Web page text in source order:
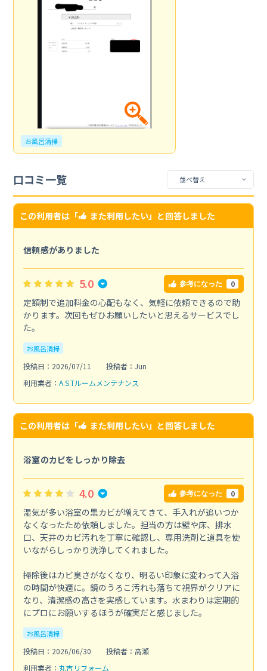
お風呂清掃
口コミ一覧
この利用者は「 また利用したい」と回答しました
信頼感がありました
5.0 参考になった 0
定額制で追加料金の心配もなく、気軽に依頼できるので助
かります。次回もぜひお願いしたいと思えるサービスでし
た。
お風呂清掃
投稿日：2026/07/11
投稿者：Jun
利用業者： A.S.Tルームメンテナンス
この利用者は「 また利用したい」と回答しました
浴室のカビをしっかり除去
4.0 参考になった 0
湿気が多い浴室の黒カビが増えてきて、手入れが追いつか
なくなったため依頼しました。担当の方は壁や床、排水
口、天井のカビ汚れを丁寧に確認し、専用洗剤と道具を使
いながらしっかり洗浄してくれました。
掃除後はカビ臭さがなくなり、明るい印象に変わって入浴
の時間が快適に。鏡のうろこ汚れも落ちて視界がクリアに
なり、清潔感の高さを実感しています。水まわりは定期的
にプロにお願いするほうが確実だと感じました。
お風呂清掃
投稿日：2026/06/30
投稿者：高瀬
利用業者： 丸吉リフォーム